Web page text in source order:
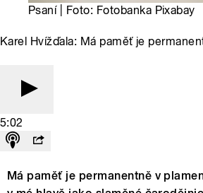
Psaní | Foto: Fotobanka Pixabay
Karel Hvížďala: Má paměť je
5:02
Má paměť je permanentně v